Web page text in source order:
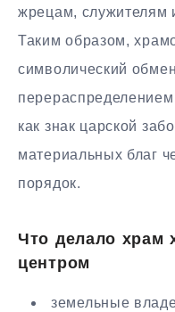
жрецам, служителям
Таким образом,
символический
как знак царской
материальных благ
порядок.
Что делало храм
центром
земельные